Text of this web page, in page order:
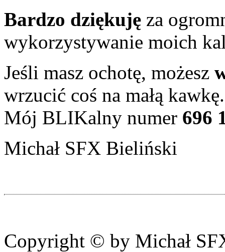
Bardzo dziękuję za
wykorzystywanie moich
Jeśli masz ochotę, możesz
wrzucić coś na małą
Mój BLIKalny numer 696
Michał SFX Bieliński
Copyright © by Michał